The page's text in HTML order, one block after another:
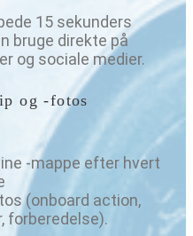
15 sekunders
bruge direkte på
og sociale medier.
og -fotos
-mappe efter hvert
(onboard action,
forberedelse).